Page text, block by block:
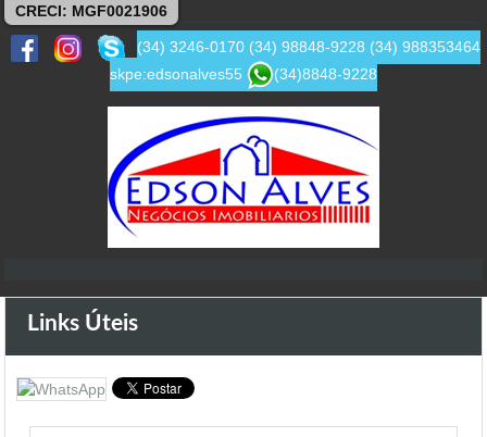
CRECI: MGF0021906
(34) 3246-0170 (34) 98848-9228 (34) 988353464
skpe:edsonalves55
(34)8848-9228
Links Úteis